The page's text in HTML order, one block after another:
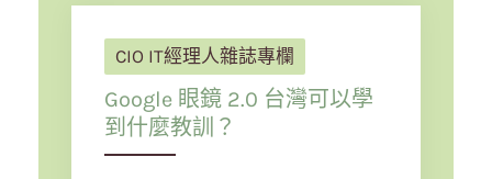
CIO IT經理人雜誌專欄
Google 眼鏡 2.0 台灣可以學
到什麼教訓？